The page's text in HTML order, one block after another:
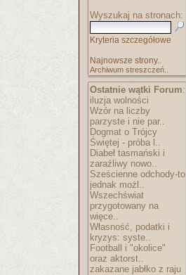
Wyszukaj na stronach:
Kryteria szczegółowe
Najnowsze strony..
Archiwum streszczeń..
Ostatnie wątki Forum:
iluzja wolności
Wzór na liczby
parzyste i nie par..
Dogmat o Trójcy
Świętej - próba l..
Diabeł tasmański i
zaraźliwy nowo..
Sześcienne odchody-to
jednak możl..
Wszechświat
przygotowany na
więce..
Własność, podatki i
kryzys: syste..
Football i "okolice"
oraz aktorst..
zakazane jabłko z raju